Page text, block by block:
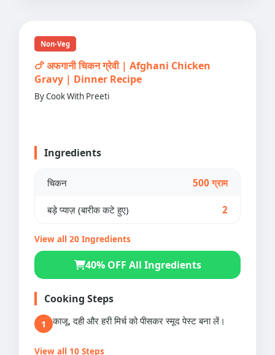
Non-Veg
🍗 अफगानी चिकन ग्रेवी | Afghani Chicken
Gravy | Dinner Recipe
By Cook With Preeti
Ingredients
चिकन 500 ग्राम
बड़े प्याज़ (बारीक कटे हुए) 2
View all 20 Ingredients
40% OFF All Ingredients
Cooking Steps
1 काजू, दही और हरी मिर्च को पीसकर स्मूद पेस्ट बना लें।
View all 10 Steps